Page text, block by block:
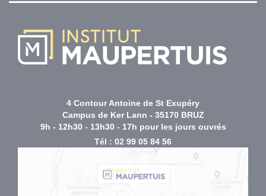
4 Contour Antoine de St Exupéry
Campus de Ker Lann - 35170 BRUZ
9h - 12h30 - 13h30 - 17h pour les jours ouvrés
Tél : 02 99 05 84 56